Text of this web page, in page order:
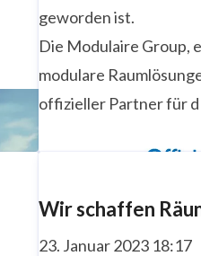
geworden ist.
Die Modulaire Group,
modulare
offizieller Partner für d
Wir schaffen
23. Januar 2023 18:17